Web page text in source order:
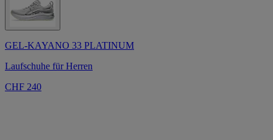
GEL-KAYANO 33 PLATINUM
Laufschuhe für Herren
CHF 240